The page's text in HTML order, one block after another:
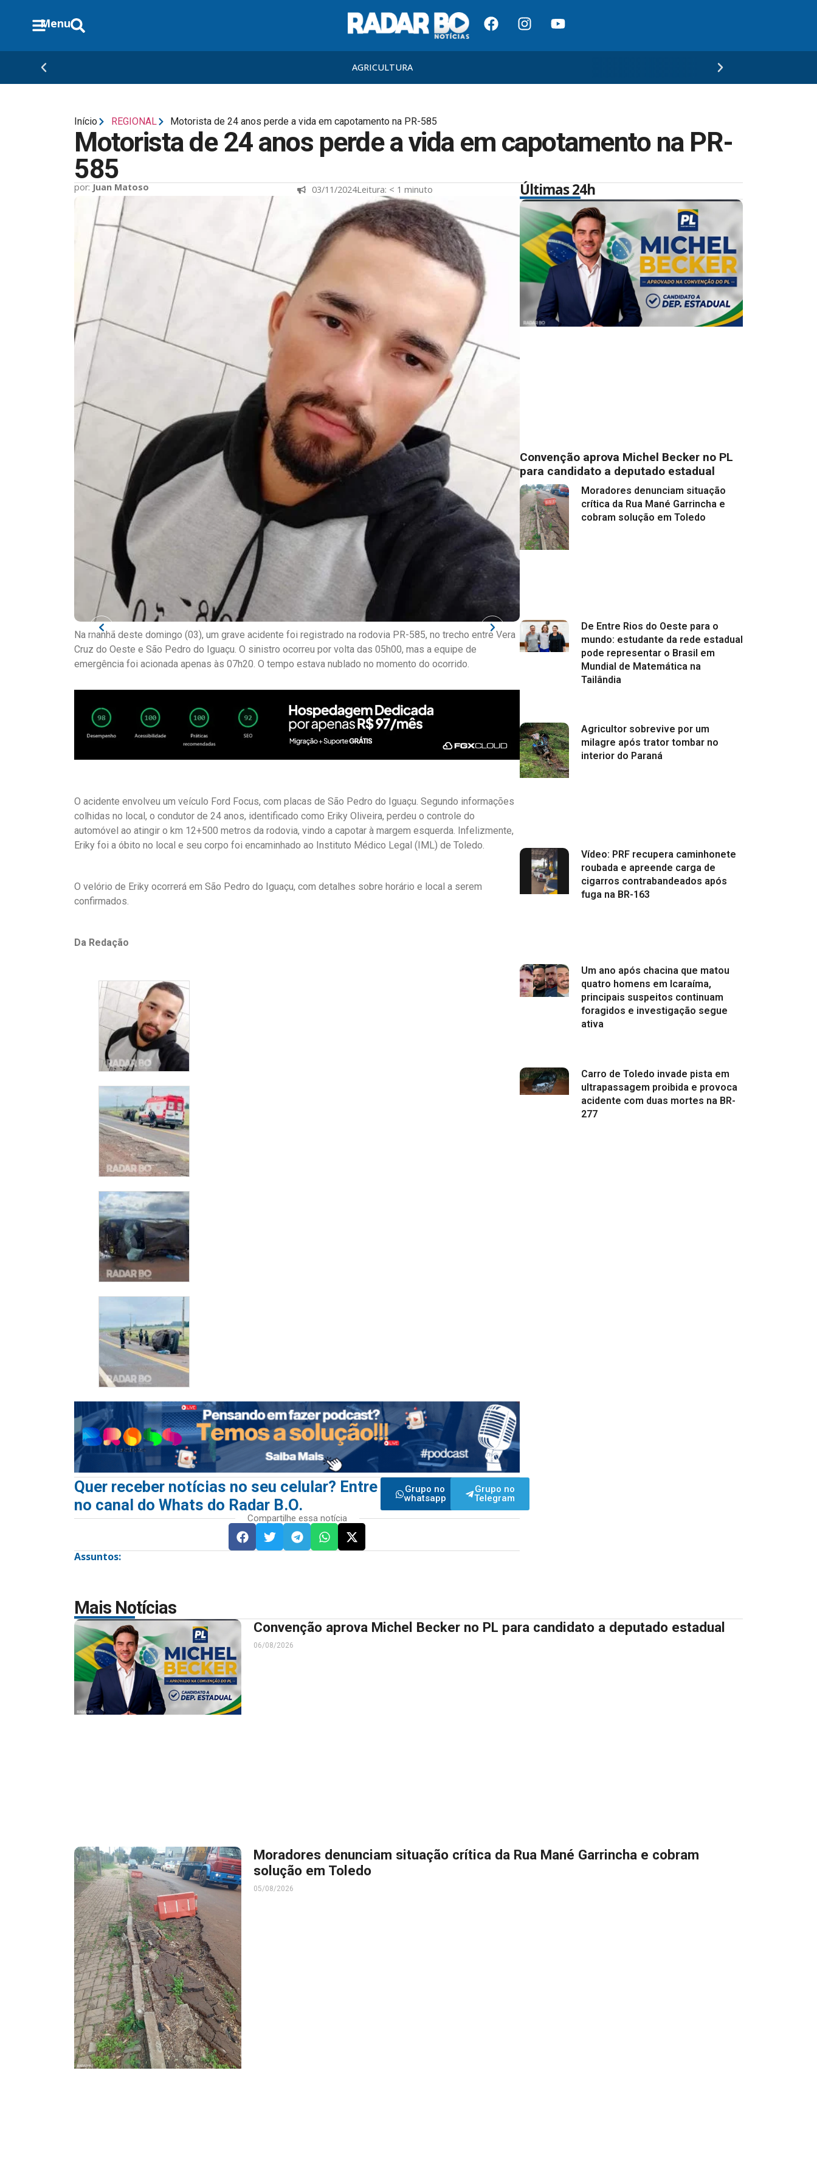
Menu
AGRICULTURA
Início REGIONAL Motorista de 24 anos perde a vida em capotamento na PR-585
Motorista de 24 anos perde a vida em capotamento na PR-
585
por:Juan Matoso 03/11/2024Leitura: < 1 minuto
Na manhã deste domingo (03), um grave acidente foi registrado na rodovia PR-585, no trecho entre Vera
Cruz do Oeste e São Pedro do Iguaçu. O sinistro ocorreu por volta das 05h00, mas a equipe de
emergência foi acionada apenas às 07h20. O tempo estava nublado no momento do ocorrido.
O acidente envolveu um veículo Ford Focus, com placas de São Pedro do Iguaçu. Segundo informações
colhidas no local, o condutor de 24 anos, identificado como Eriky Oliveira, perdeu o controle do
automóvel ao atingir o km 12+500 metros da rodovia, vindo a capotar à margem esquerda. Infelizmente,
Eriky foi a óbito no local e seu corpo foi encaminhado ao Instituto Médico Legal (IML) de Toledo.
O velório de Eriky ocorrerá em São Pedro do Iguaçu, com detalhes sobre horário e local a serem
confirmados.
Da Redação
Quer receber notícias no seu celular? Entre
no canal do Whats do Radar B.O.
Grupo no
whatsapp
Grupo no
Telegram
Compartilhe essa notícia
Assuntos:
Últimas 24h
Convenção aprova Michel Becker no PL
para candidato a deputado estadual
Moradores denunciam situação
crítica da Rua Mané Garrincha e
cobram solução em Toledo
De Entre Rios do Oeste para o
mundo: estudante da rede estadual
pode representar o Brasil em
Mundial de Matemática na
Tailândia
Agricultor sobrevive por um
milagre após trator tombar no
interior do Paraná
Vídeo: PRF recupera caminhonete
roubada e apreende carga de
cigarros contrabandeados após
fuga na BR-163
Um ano após chacina que matou
quatro homens em Icaraíma,
principais suspeitos continuam
foragidos e investigação segue
ativa
Carro de Toledo invade pista em
ultrapassagem proibida e provoca
acidente com duas mortes na BR-
277
Mais Notícias
Convenção aprova Michel Becker no PL para candidato a deputado estadual
06/08/2026
Moradores denunciam situação crítica da Rua Mané Garrincha e cobram
solução em Toledo
05/08/2026